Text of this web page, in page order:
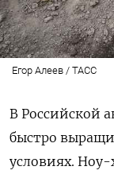
Егор Алеев / ТАСС
В Российской
быстро
условиях.